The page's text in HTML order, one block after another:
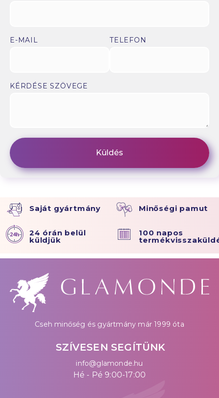
E-MAIL TELEFON
KÉRDÉSE SZÖVEGE
Saját gyártmány Minőségi pamut
24 órán belül
küldjük
100 napos
Cseh minőség és gyártmány már 1999 óta
SZÍVESEN SEGÍTÜNK
info@glamonde.hu
Hé - Pé 9:00-17:00